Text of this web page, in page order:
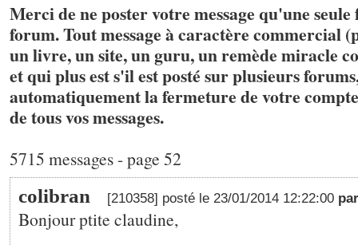
Merci de ne poster votre message qu'une seule
forum. Tout message à caractère commercial
un livre, un site, un guru, un remède miracle
et qui plus est s'il est posté sur plusieurs
automatiquement la fermeture de votre
de tous vos messages.
5715 messages - page 52
colibran [210358] posté le 23/01/2014 12:22:00
Bonjour ptite claudine,